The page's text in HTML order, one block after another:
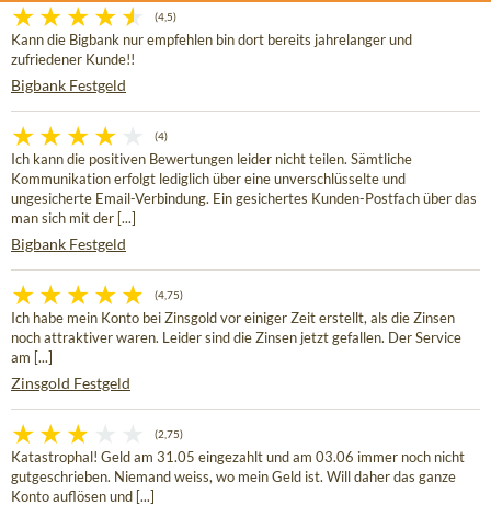
(4,5)
Kann die Bigbank nur empfehlen bin dort bereits jahrelanger und
zufriedener Kunde!!
Bigbank Festgeld
(4)
Ich kann die positiven Bewertungen leider nicht teilen. Sämtliche
Kommunikation erfolgt lediglich über eine unverschlüsselte und
ungesicherte Email-Verbindung. Ein gesichertes Kunden-Postfach über das
man sich mit der [...]
Bigbank Festgeld
(4,75)
Ich habe mein Konto bei Zinsgold vor einiger Zeit erstellt, als die Zinsen
noch attraktiver waren. Leider sind die Zinsen jetzt gefallen. Der Service
am [...]
Zinsgold Festgeld
(2,75)
Katastrophal! Geld am 31.05 eingezahlt und am 03.06 immer noch nicht
gutgeschrieben. Niemand weiss, wo mein Geld ist. Will daher das ganze
Konto auflösen und [...]